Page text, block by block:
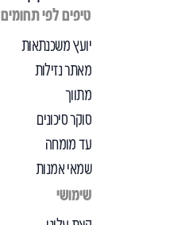
טיפים לפי תחומים
יועץ משכנתאות
מאתר נזילות
מתווך
סוקר סיכונים
עד מומחה
שמאי אמנות
שימושי